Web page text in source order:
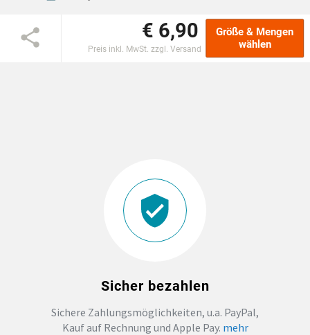
DTF BOGEN
SOCKEN PERSONALISIEREN
€ 6,90
Preis inkl. MwSt. zzgl. Versand
Größe & Mengen
wählen
Sicher bezahlen
Sichere Zahlungsmöglichkeiten, u.a. PayPal,
Kauf auf Rechnung und Apple Pay. mehr